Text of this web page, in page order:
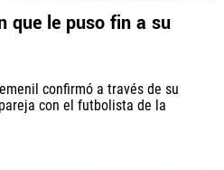
que le puso fin a su
confirmó a través de su
con el futbolista de la